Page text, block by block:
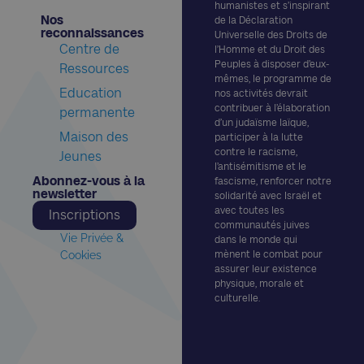
humanistes et s’inspirant
de la Déclaration
Universelle des Droits de
l’Homme et du Droit des
Peuples à disposer d’eux-
mêmes, le programme de
nos activités devrait
contribuer à l’élaboration
d’un judaïsme laïque,
participer à la lutte
contre le racisme,
l’antisémitisme et le
fascisme, renforcer notre
solidarité avec Israël et
avec toutes les
communautés juives
dans le monde qui
mènent le combat pour
assurer leur existence
physique, morale et
culturelle.
Nos
reconnaissances​
Centre de
Ressources
Education
permanente
Maison des
Jeunes
Abonnez-vous à la
newsletter​
Inscriptions
Vie Privée &
Cookies